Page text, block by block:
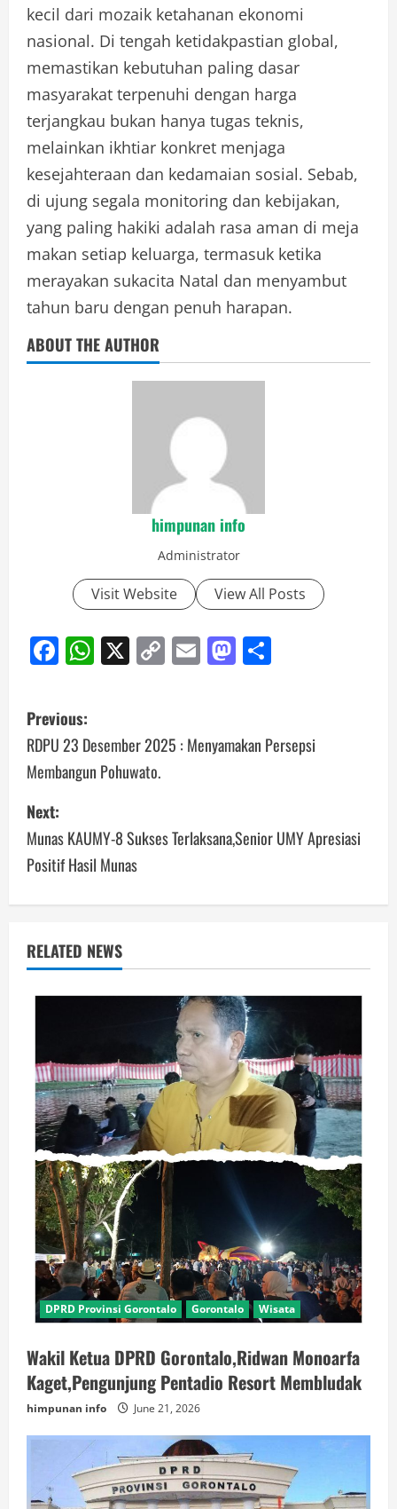
kecil dari mozaik ketahanan ekonomi
nasional. Di tengah ketidakpastian global,
memastikan kebutuhan paling dasar
masyarakat terpenuhi dengan harga
terjangkau bukan hanya tugas teknis,
melainkan ikhtiar konkret menjaga
kesejahteraan dan kedamaian sosial. Sebab,
di ujung segala monitoring dan kebijakan,
yang paling hakiki adalah rasa aman di meja
makan setiap keluarga, termasuk ketika
merayakan sukacita Natal dan menyambut
tahun baru dengan penuh harapan.
ABOUT THE AUTHOR
himpunan info
Administrator
Visit Website View All Posts
Facebook
WhatsApp
X CopyEmailMastodon
Post
navigation
Previous:
RDPU 23 Desember 2025 : Menyamakan Persepsi
Membangun Pohuwato.
Next:
Munas KAUMY-8 Sukses Terlaksana,Senior UMY Apresiasi
Positif Hasil Munas
RELATED NEWS
DPRD Provinsi Gorontalo Gorontalo Wisata
Wakil Ketua DPRD Gorontalo,Ridwan Monoarfa
Kaget,Pengunjung Pentadio Resort Membludak
himpunan info June 21, 2026